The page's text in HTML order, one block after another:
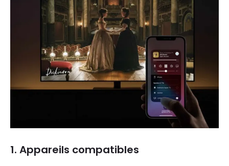
1. Appareils compatibles